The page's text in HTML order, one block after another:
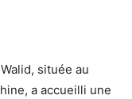
située au
a accueilli une